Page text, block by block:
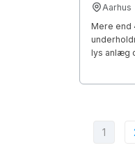
Aarhus
Mere end
lys anlæg
1